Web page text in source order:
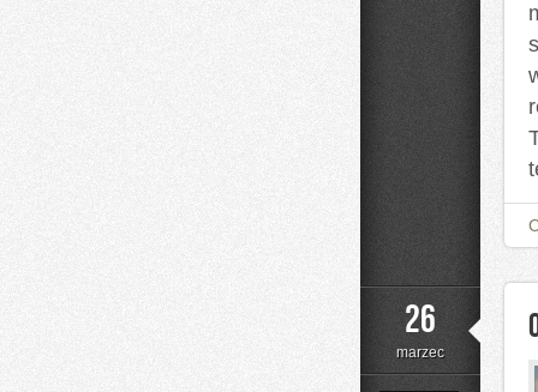
26
marzec